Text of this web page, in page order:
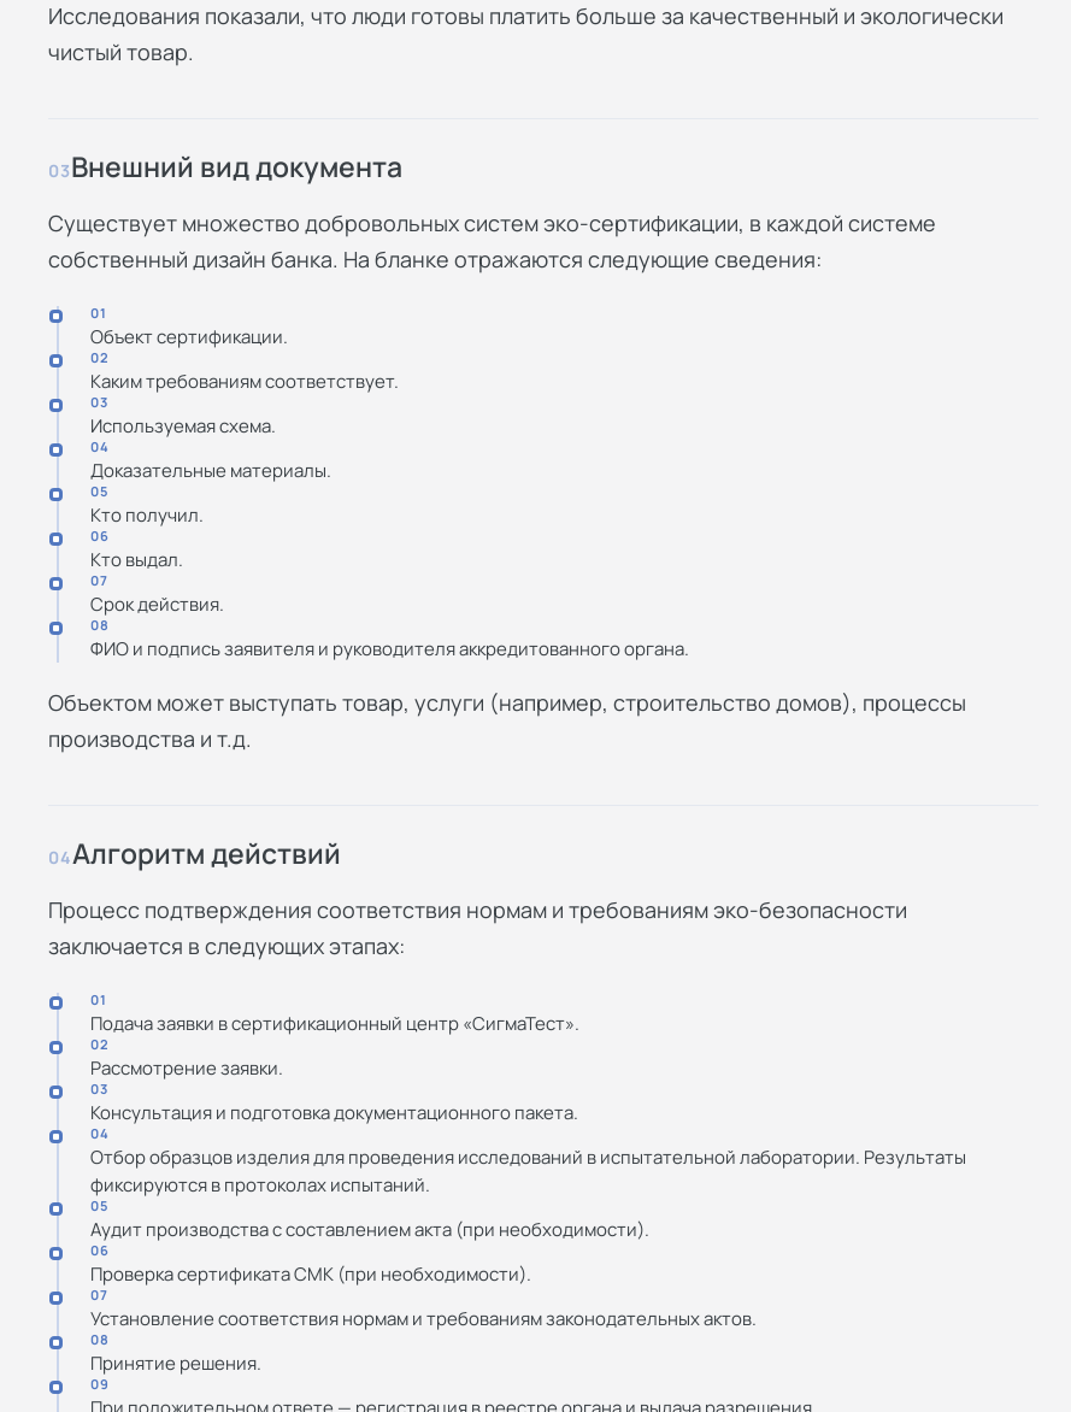
Исследования показали, что люди готовы платить больше за качественный и экологически
чистый товар.
03Внешний вид документа
Существует множество добровольных систем эко-сертификации, в каждой системе
собственный дизайн банка. На бланке отражаются следующие сведения:
01
Объект сертификации.
02
Каким требованиям соответствует.
03
Используемая схема.
04
Доказательные материалы.
05
Кто получил.
06
Кто выдал.
07
Срок действия.
08
ФИО и подпись заявителя и руководителя аккредитованного органа.
Объектом может выступать товар, услуги (например, строительство домов), процессы
производства и т.д.
04Алгоритм действий
Процесс подтверждения соответствия нормам и требованиям эко-безопасности
заключается в следующих этапах:
01
Подача заявки в сертификационный центр «СигмаТест».
02
Рассмотрение заявки.
03
Консультация и подготовка документационного пакета.
04
Отбор образцов изделия для проведения исследований в испытательной лаборатории. Результаты
фиксируются в протоколах испытаний.
05
Аудит производства с составлением акта (при необходимости).
06
Проверка сертификата СМК (при необходимости).
07
Установление соответствия нормам и требованиям законодательных актов.
08
Принятие решения.
09